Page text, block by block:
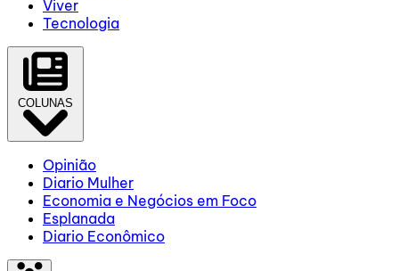
Viver
Tecnologia
COLUNAS
Opinião
Diario Mulher
Economia e Negócios em Foco
Esplanada
Diario Econômico